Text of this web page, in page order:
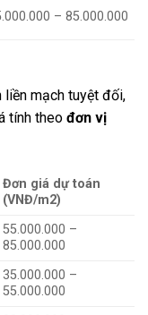
– 85.000.000
liền mạch tuyệt đối,
tính theo đơn vị
Đơn giá dự toán
(VNĐ/m2)
55.000.000 –
85.000.000
35.000.000 –
55.000.000